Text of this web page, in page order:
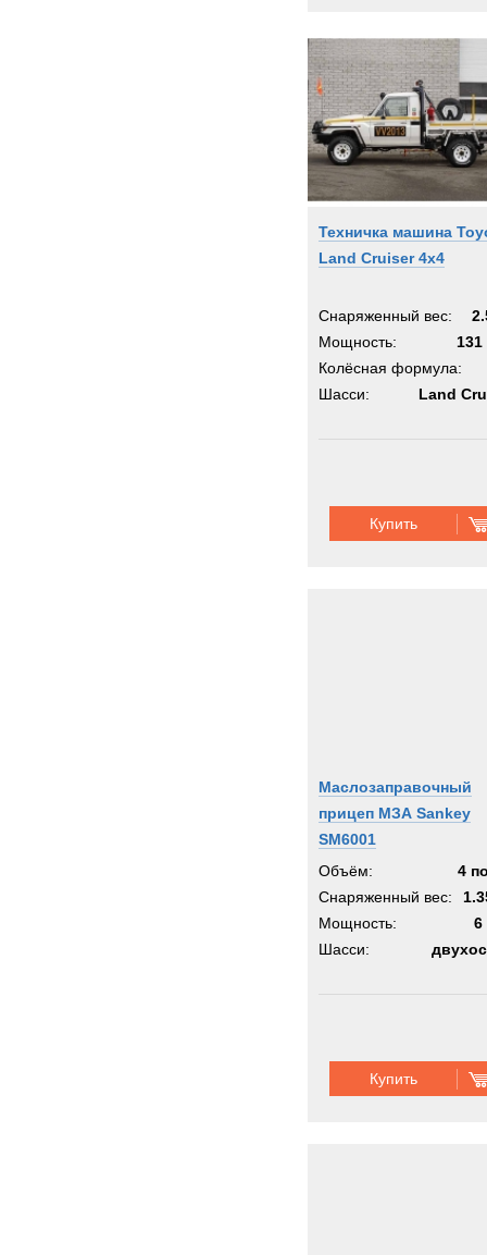
Техничка машина
Land Cruiser 4x4
Снаряженный вес:
Мощность:
131
Колёсная формула:
Шасси:
Land
Купить
Маслозаправочный
прицеп МЗА Sankey
SM6001
Объём:
4
Снаряженный вес:
Мощность:
6
Шасси:
Купить